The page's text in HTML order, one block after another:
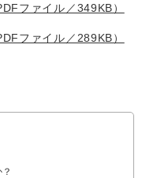
ファイル／349KB）
ファイル／289KB）